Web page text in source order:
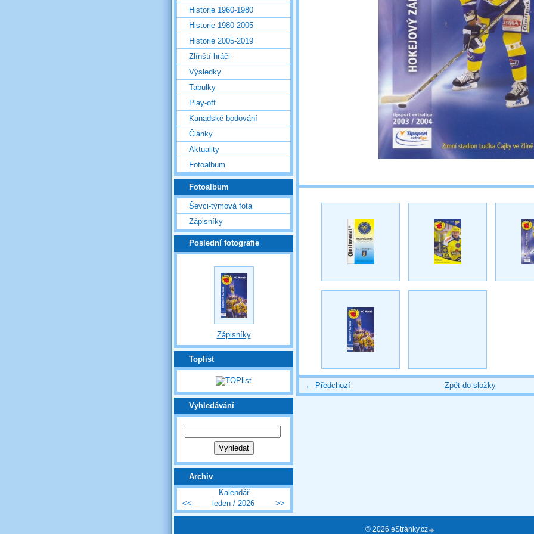
← Předchozí Zpět do složky
Historie 1960-1980
Historie 1980-2005
Historie 2005-2019
Zlínští hráči
Výsledky
Tabulky
Play-off
Kanadské bodování
Články
Aktuality
Fotoalbum
Fotoalbum
Ševci-týmová fota
Zápisníky
Poslední fotografie
Zápisníky
Toplist
Vyhledávání
Archiv
Kalendář
<<
leden / 2026 >>
© 2026 eStránky.cz